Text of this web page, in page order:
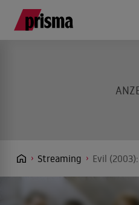
Streaming Evil